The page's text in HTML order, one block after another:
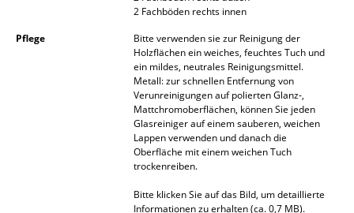
Aufbewahrungsboxen
... alle Accessoires
2 Fachböden rechts innen
Pflege
Bitte verwenden sie zur Reinigung der
Holzflächen ein weiches, feuchtes Tuch und
ein mildes, neutrales Reinigungsmittel.
Metall: zur schnellen Entfernung von
Verunreinigungen auf polierten Glanz-,
Mattchromoberflächen, können Sie jeden
Glasreiniger auf einem sauberen, weichen
Lappen verwenden und danach die
Oberfläche mit einem weichen Tuch
trockenreiben.
Bitte klicken Sie auf das Bild, um detaillierte
Informationen zu erhalten (ca. 0,7 MB).